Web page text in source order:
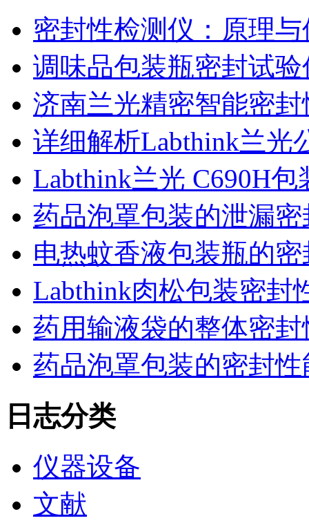
密封性检测仪：原理
调味品包装瓶密封试
济南兰光精密智能密
详细解析Labthink兰光
Labthink兰光 C690H
药品泡罩包装的泄漏
电热蚊香液包装瓶的
Labthink肉松包装密封
药用输液袋的整体密
药品泡罩包装的密封
日志分类
仪器设备
文献